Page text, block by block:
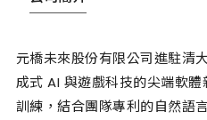
元橋未來股份有限公司進駐清
成式 AI 與遊戲科技的尖端軟
訓練，結合團隊專利的自然語